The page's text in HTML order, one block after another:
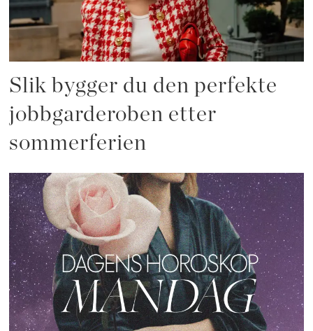
Slik bygger du den perfekte
jobbgarderoben etter
sommerferien